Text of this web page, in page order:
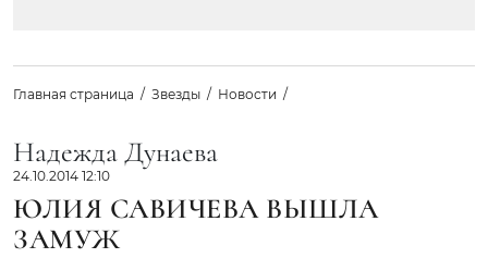
Главная страница Звезды Новости
Надежда Дунаева
24.10.2014 12:10
ЮЛИЯ САВИЧЕВА ВЫШЛА
ЗАМУЖ